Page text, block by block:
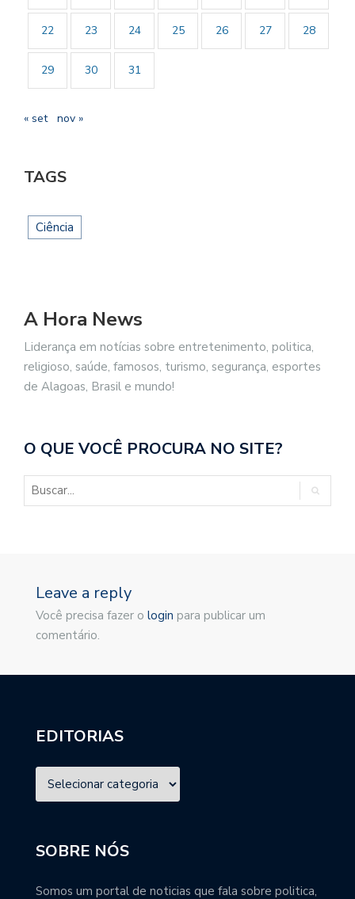
22 23 24 25 26 27 28
29 30 31
« set nov »
TAGS
Ciência
A Hora News
Liderança em notícias sobre entretenimento, politica,
religioso, saúde, famosos, turismo, segurança, esportes
de Alagoas, Brasil e mundo!
O QUE VOCÊ PROCURA NO SITE?
Leave a reply
Você precisa fazer o login para publicar um
comentário.
EDITORIAS
SOBRE NÓS
Somos um portal de noticias que fala sobre politica,